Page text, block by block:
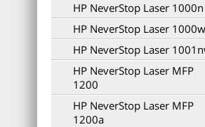
HP NeverStop Laser 1000n
HP NeverStop Laser 1000w
HP NeverStop Laser
HP NeverStop Laser MFP
1200
HP NeverStop Laser MFP
1200a